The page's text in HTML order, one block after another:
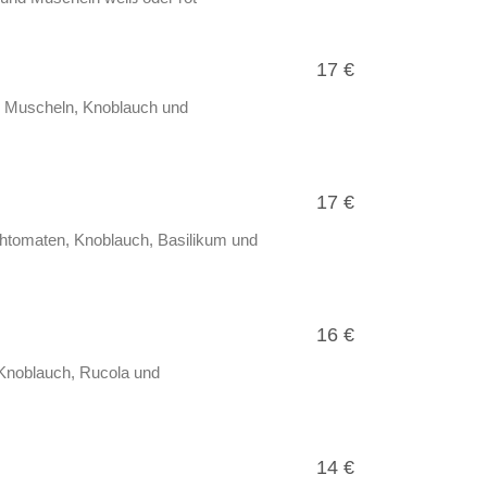
17 €
Knoblauch und
17 €
Knoblauch, Basilikum und
16 €
Rucola und
14 €